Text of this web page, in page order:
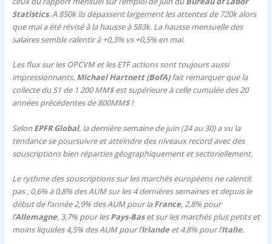
Statistics. A 850k ils dépassent largement les attentes de 720k alors
que mai a été révisé à la hausse à 583k. La hausse mensuelle des
salaires semble ralentir à +0,3% vs +0,5% en mai.
Les flux sur les OPCVM et les ETF actions sont toujours aussi
impressionnants. Michael Hartnett (BofA)fait remarquer que la
collecte du S1 de 1 200 MM$ est supérieure à celle cumulée des 20
années précédentes de 800MM$ !
Selon EPFR Global, la dernière semaine de juin (24 au 30) a vu la
tendance se poursuivre et atteindre des niveaux record avec des
souscriptions bien réparties géographiquement et sectoriellement.
Le rythme des souscriptions sur les marchés européens ne ralentit
pas , 0,6% à 0,8% des AUM sur les 4 dernières semaines et depuis le
début de l’année 2,9% des AUM pour laFrance, 2,8% pour
l’Allemagne, 3,7% pour lesPays-Baset sur les marchés plus petits et
moins liquides 4,5% des AUM pour l’Irlande et 4,8% pour l’Italie.